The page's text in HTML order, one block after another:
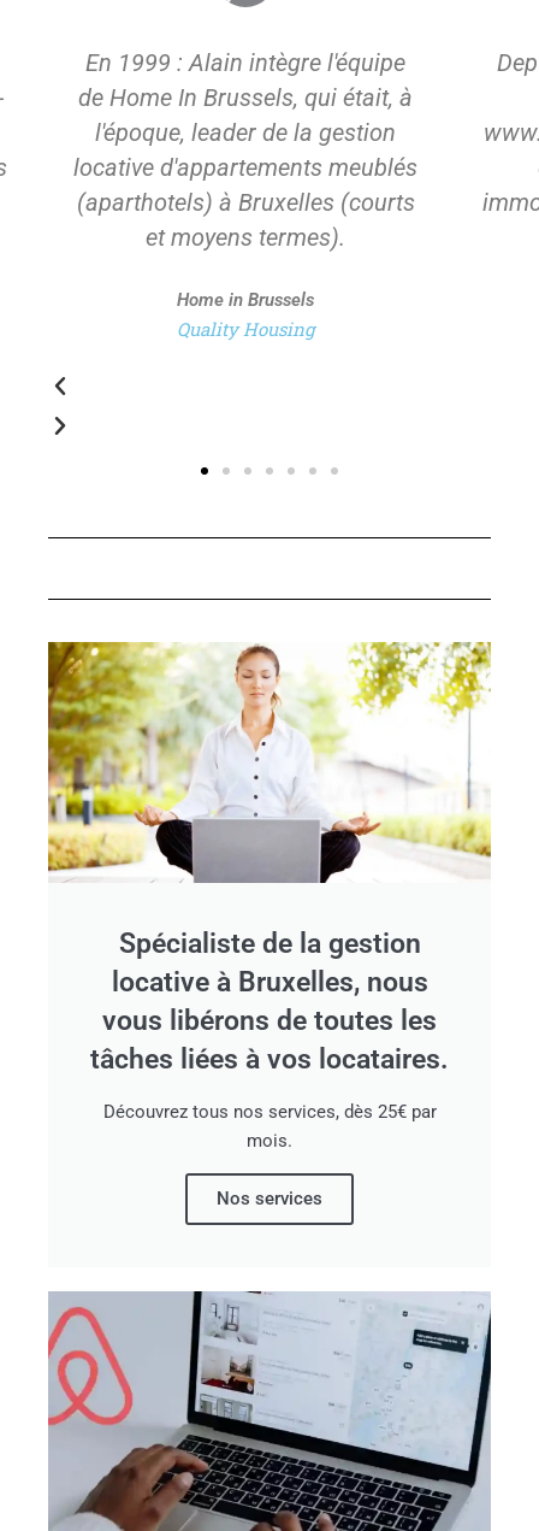
Depuis 2005 : Développeur du
site internet :
www.evaluationgratuite.be - Site
dédié aux estimations
immobilières dans le cadre de la
mise en vente
EvaluationGratuite.be
Estimation avant vente
Spécialiste de la gestion
locative à Bruxelles, nous
vous libérons de toutes les
tâches liées à vos locataires.
Découvrez tous nos services, dès 25€ par
mois.
Nos services